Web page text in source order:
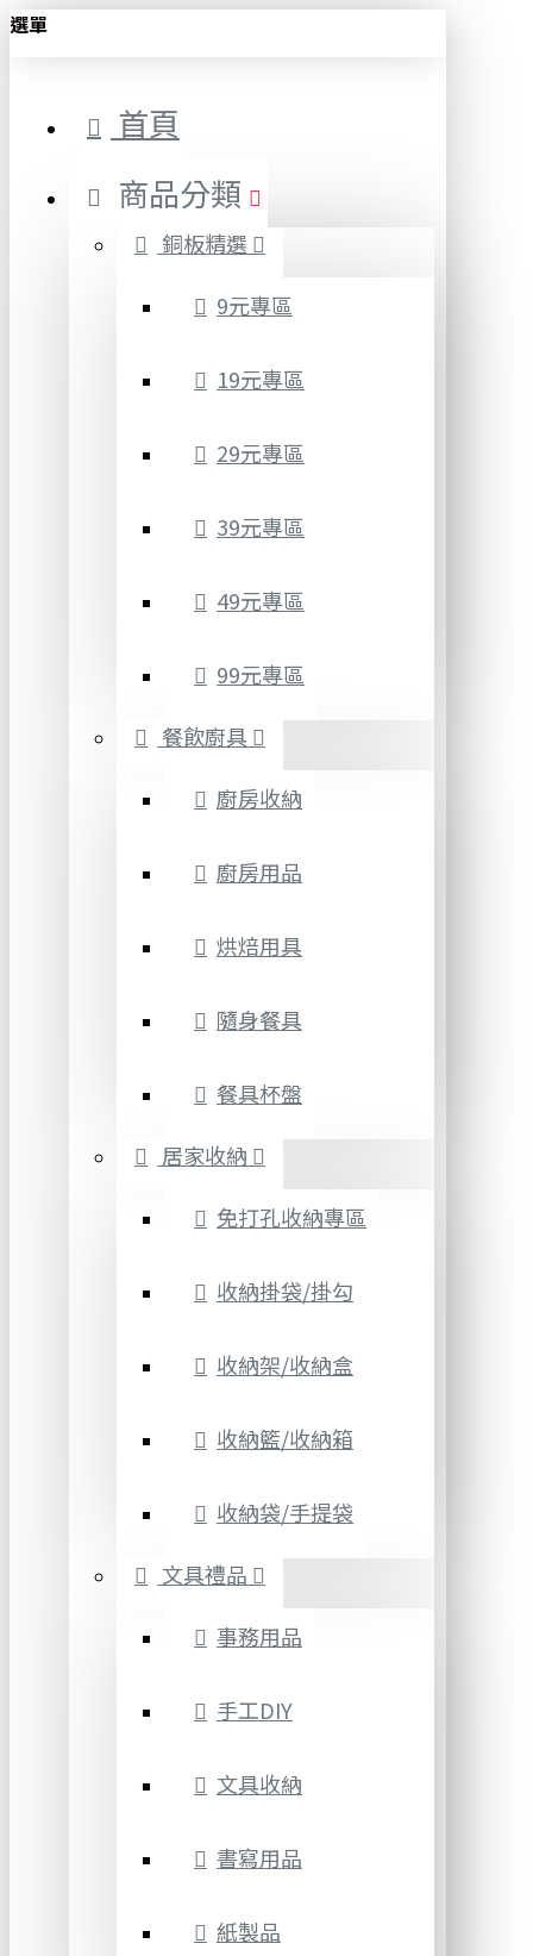
選單
首頁
商品分類
銅板精選
9元專區
19元專區
29元專區
39元專區
49元專區
99元專區
餐飲廚具
廚房收納
廚房用品
烘焙用具
隨身餐具
餐具杯盤
居家收納
免打孔收納專區
收納掛袋/掛勾
收納架/收納盒
收納籃/收納箱
收納袋/手提袋
文具禮品
事務用品
手工DIY
文具收納
書寫用品
紙製品